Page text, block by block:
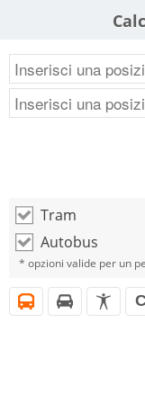
o Tram
o Autobus
* opzioni valide per un
i h l